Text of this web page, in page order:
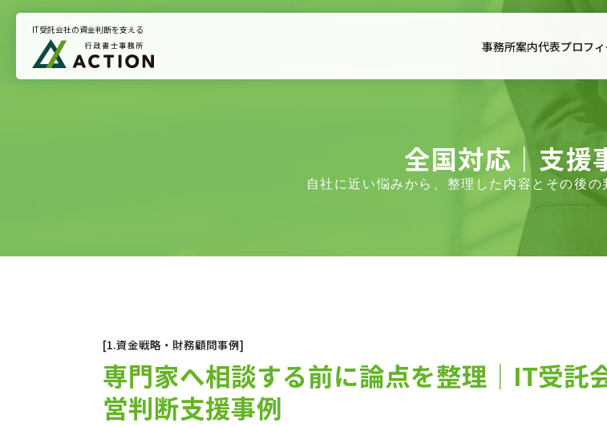
IT受託会社の資金判断を支える
事務所案内
事務所案内
アクセス
代表プロフ
全国対応｜支援
自社に近い悩みから、整理した内容とその後の
[1.資金戦略・財務顧問事例]
専門家へ相談する前に論点を整理｜IT受託
営判断支援事例
トップページ
全国対応｜支援事例集
面談予約・支援適合性確認
初回相談のご
120分で、資金の不安を整理